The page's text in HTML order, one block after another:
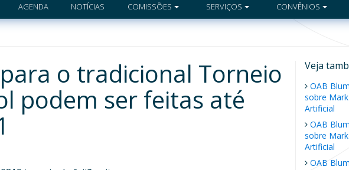
AGENDA NOTÍCIAS COMISSÕES SERVIÇOS CONVÊNIOS
o tradicional Torneio
podem ser feitas até
Veja
OAB
sobre
Artificial
OAB
sobre
Artificial
OAB